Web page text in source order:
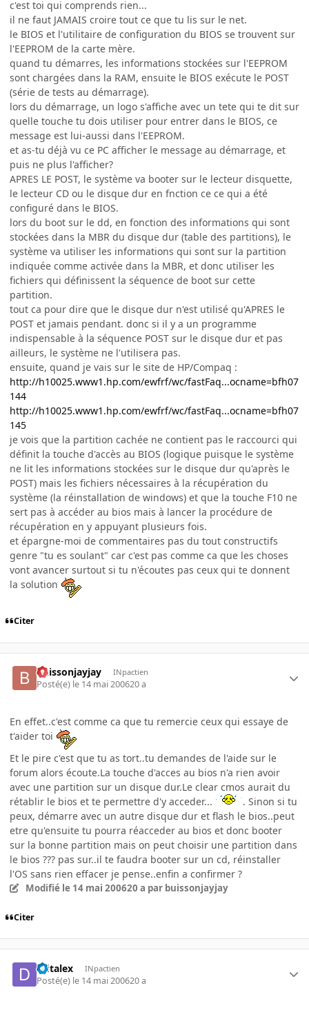
c'est toi qui comprends rien...
il ne faut JAMAIS croire tout ce que tu lis sur le net.
le BIOS et l'utilitaire de configuration du BIOS se trouvent sur
l'EEPROM de la carte mère.
quand tu démarres, les informations stockées sur l'EEPROM
sont chargées dans la RAM, ensuite le BIOS exécute le POST
(série de tests au démarrage).
lors du démarrage, un logo s'affiche avec un tete qui te dit sur
quelle touche tu dois utiliser pour entrer dans le BIOS, ce
message est lui-aussi dans l'EEPROM.
et as-tu déjà vu ce PC afficher le message au démarrage, et
puis ne plus l'afficher?
APRES LE POST, le système va booter sur le lecteur disquette,
le lecteur CD ou le disque dur en fnction ce ce qui a été
configuré dans le BIOS.
lors du boot sur le dd, en fonction des informations qui sont
stockées dans la MBR du disque dur (table des partitions), le
système va utiliser les informations qui sont sur la partition
indiquée comme activée dans la MBR, et donc utiliser les
fichiers qui définissent la séquence de boot sur cette
partition.
tout ca pour dire que le disque dur n'est utilisé qu'APRES le
POST et jamais pendant. donc si il y a un programme
indispensable à la séquence POST sur le disque dur et pas
ailleurs, le système ne l'utilisera pas.
ensuite, quand je vais sur le site de HP/Compaq :
http://h10025.www1.hp.com/ewfrf/wc/fastFaq...ocname=bfh07
144
http://h10025.www1.hp.com/ewfrf/wc/fastFaq...ocname=bfh07
145
je vois que la partition cachée ne contient pas le raccourci qui
définit la touche d'accès au BIOS (logique puisque le système
ne lit les informations stockées sur le disque dur qu'après le
POST) mais les fichiers nécessaires à la récupération du
système (la réinstallation de windows) et que la touche F10 ne
sert pas à accéder au bios mais à lancer la procédure de
récupération en y appuyant plusieurs fois.
et épargne-moi de commentaires pas du tout constructifs
genre "tu es soulant" car c'est pas comme ca que les choses
vont avancer surtout si tu n'écoutes pas ceux qui te donnent
la solution
Citer
buissonjayjay INpactien
Posté(e) le 14 mai 200620 a
En effet..c'est comme ca que tu remercie ceux qui essaye de
t'aider toi
Et le pire c'est que tu as tort..tu demandes de l'aide sur le
forum alors écoute.La touche d'acces au bios n'a rien avoir
avec une partition sur un disque dur.Le clear cmos aurait du
rétablir le bios et te permettre d'y acceder...
. Sinon si tu
peux, démarre avec un autre disque dur et flash le bios..peut
etre qu'ensuite tu pourra réacceder au bios et donc booter
sur la bonne partition mais on peut choisir une partition dans
le bios ??? pas sur..il te faudra booter sur un cd, réinstaller
l'OS sans rien effacer je pense..enfin a confirmer ?
Modifié le 14 mai 200620 a par buissonjayjay
Citer
dfitalex INpactien
Posté(e) le 14 mai 200620 a